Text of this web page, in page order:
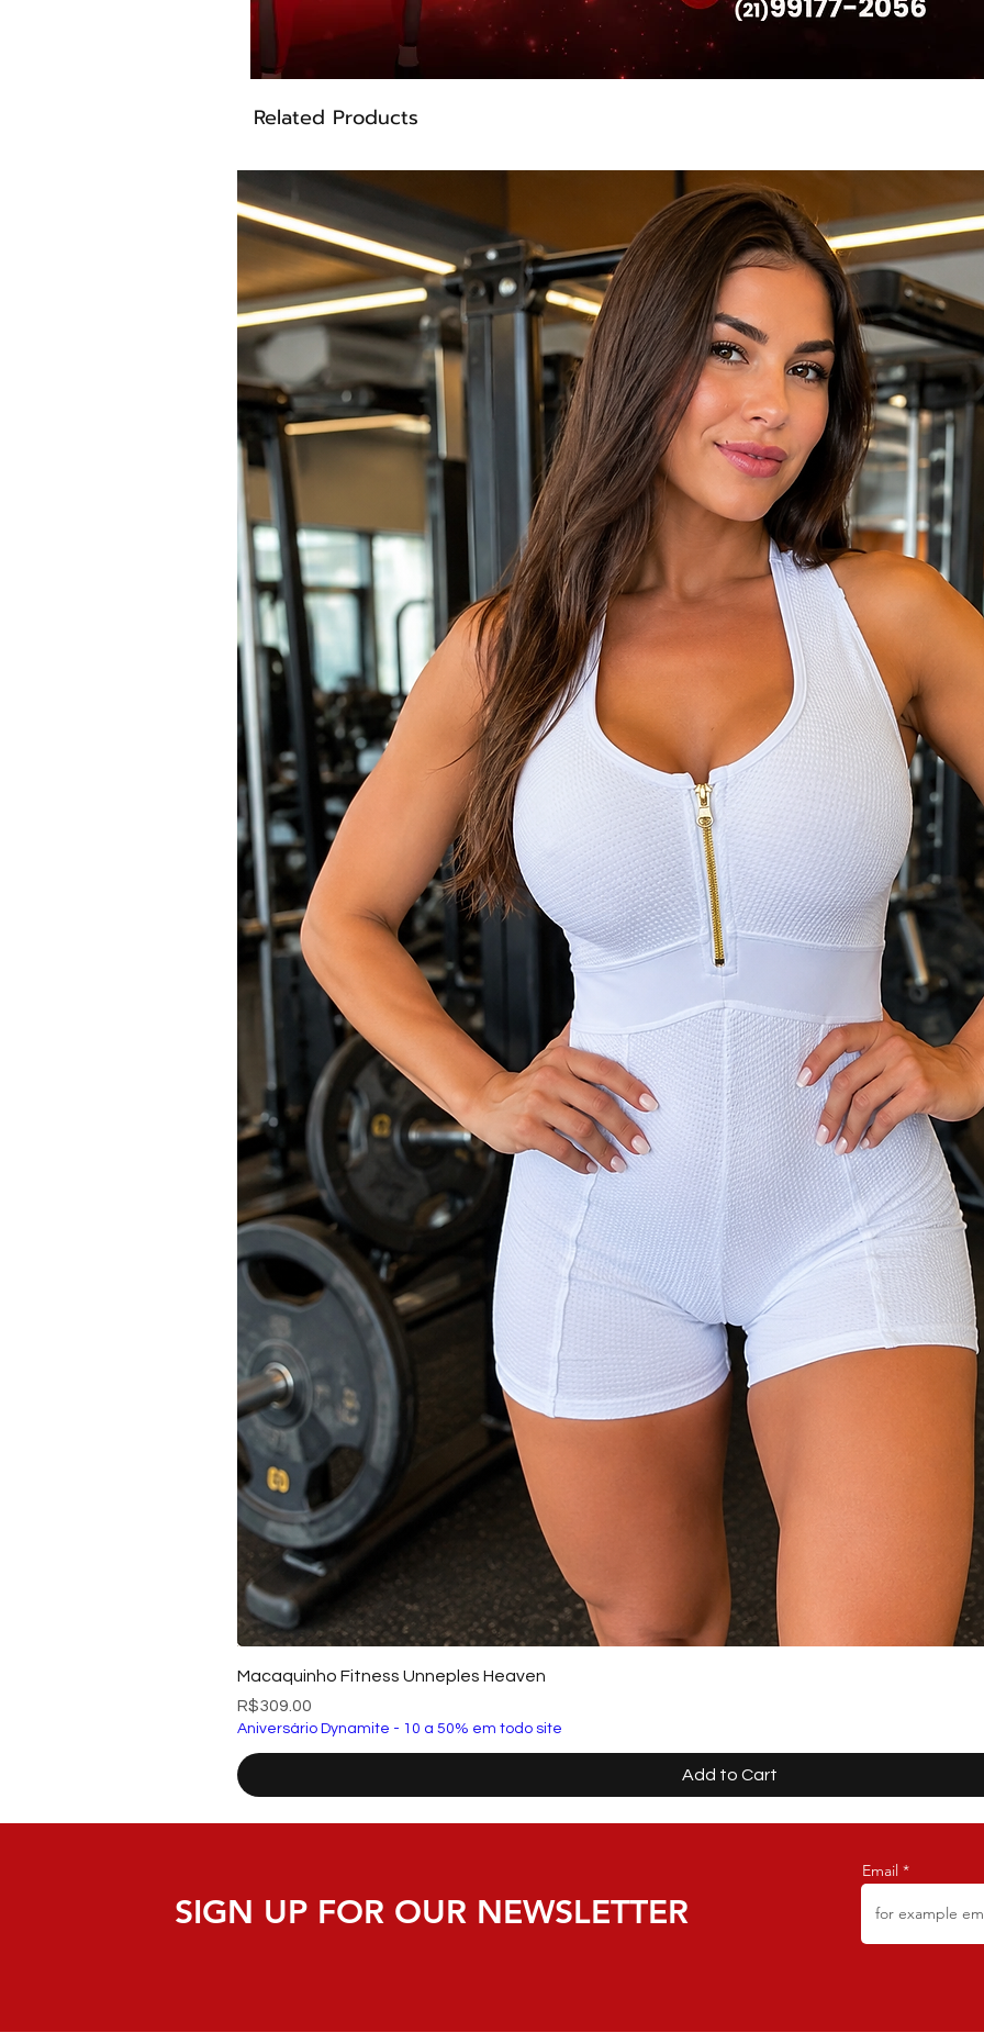
Musculação
Looks fitness fashion e temáticos (eventos, lifestyle)
* Atenção ao tamanho (muito importante):
·
A modelagem Dynamite é menor.
Recomendamos sempre conferir a tabela de medidas antes da compra.
Na dúvida, escolha um tamanho acima
para garantir o ajuste ideal e
máximo conforto.
Dynamite. Feito para mulheres que se destacam.
Vista a sua melhor versão.
Modelo: T221
Composição:
87% Poliéster | 13% Elastano
Cor:Verde Camuflado
Related Products
Macaquinho Fitness Unneples Heaven
Price
R$309.00
Aniversário Dynamite - 10 a 50% em todo site
Add to Cart
SIGN UP FOR OUR NEWSLETTER
Email